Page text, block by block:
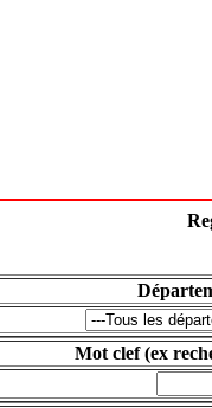
Mot clef(ex